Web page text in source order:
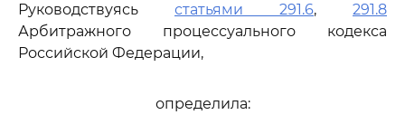
Руководствуясь статьями 291.6, 291.8
Арбитражного процессуального кодекса
Российской Федерации,
определила: